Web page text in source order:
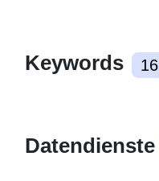
Keywords 16
Datendienste